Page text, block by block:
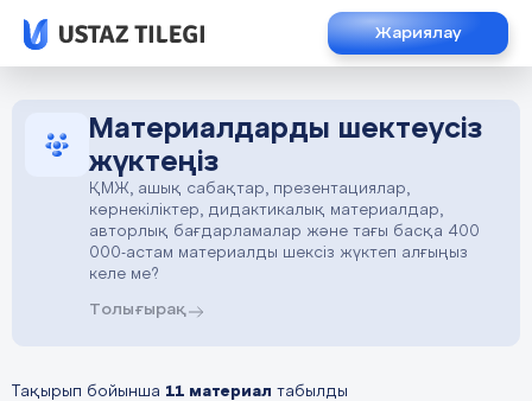
Жариялау
Материалдарды шектеусіз
жүктеңіз
ҚМЖ, ашық сабақтар, презентациялар,
көрнекіліктер, дидактикалық материалдар,
авторлық бағдарламалар және тағы басқа 400
000-астам материалды шексіз жүктеп алғыңыз
келе ме?
Толығырақ
Тақырып бойынша 11 материал табылды